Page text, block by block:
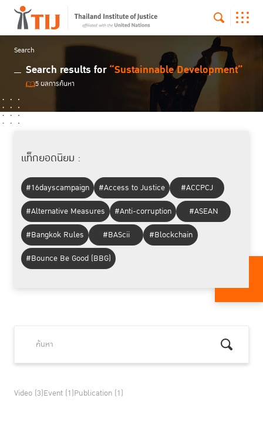
Search
Search results for“Sustainnable Development”
5 ผลการค้นหา
แท็กยอดนิยม :
#16dayscampaign #Access to Justice
#ACCPCJ
#Alternative Measures
#Anti-corruption
#ASEAN
#Bangkok Rules
#BAScii
#Blockchain
#Bounce Be Good (BBG)
Video (3)Event (1)Publication (1)